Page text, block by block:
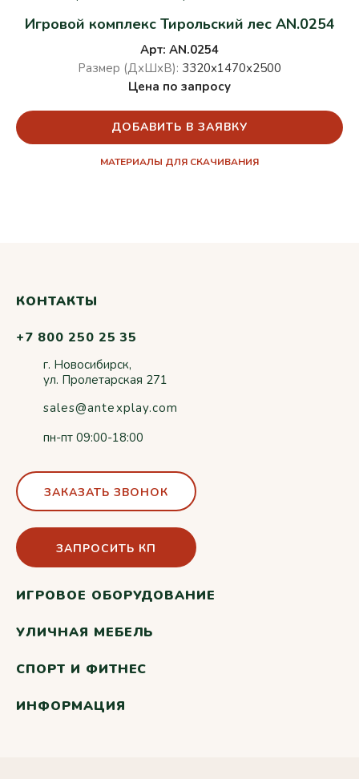
Игровой комплекс Тирольский лес AN.0254
Арт: AN.0254
Размер (ДхШхВ): 3320х1470х2500
Цена по запросу
ДОБАВИТЬ В ЗАЯВКУ
МАТЕРИАЛЫ ДЛЯ СКАЧИВАНИЯ
КОНТАКТЫ
+7 800 250 25 35
г. Новосибирск,
ул. Пролетарская 271
sales@antexplay.com
пн-пт 09:00-18:00
ЗАКАЗАТЬ ЗВОНОК
ЗАПРОСИТЬ КП
ИГРОВОЕ ОБОРУДОВАНИЕ
УЛИЧНАЯ МЕБЕЛЬ
СПОРТ И ФИТНЕС
ИНФОРМАЦИЯ